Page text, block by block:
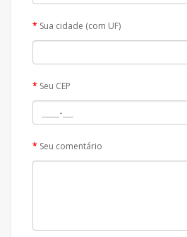
Sua cidade (com UF)
Seu CEP
Seu comentário